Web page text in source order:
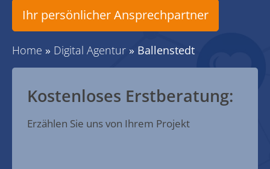
Ihr persönlicher Ansprechpartner
Home » Digital Agentur » Ballenstedt
Kostenloses Erstberatung:
Erzählen Sie uns von Ihrem Projekt